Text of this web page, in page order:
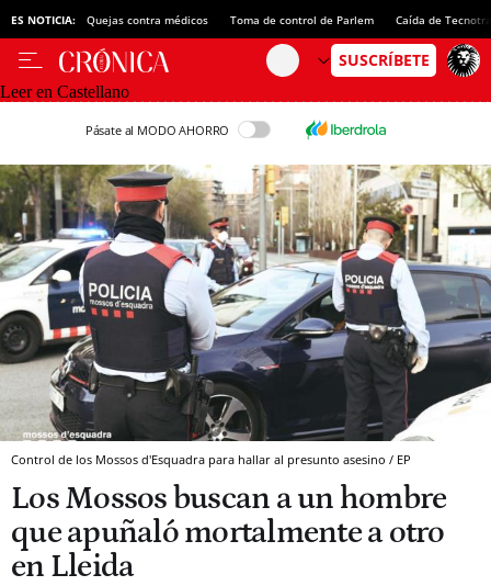
ES NOTICIA: Quejas contra médicos Toma de control de Parlem Caída de
Leer en Castellano
Pásate al MODO AHORRO
Control de los Mossos d'Esquadra para hallar al presunto asesino / EP
Los Mossos buscan a un hombre
que apuñaló mortalmente a otro
en Lleida